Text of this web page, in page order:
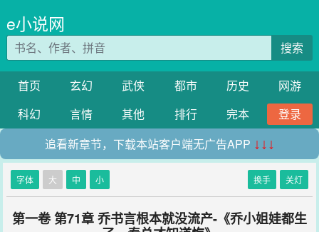
e小说网
搜索
首页 玄幻 武侠 都市 历史
网游
科幻
言情 其他 排行 完本
登录
追看新章节，下载本站客户端无广告APP ↓↓↓
字体 大 中 小 换手 关灯
第一卷 第71章 乔书言根本就没流产-《乔小姐娃都生